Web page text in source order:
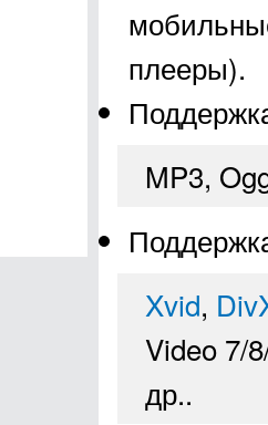
плееры).
MP3,
Xvid,
Video 7/
др..